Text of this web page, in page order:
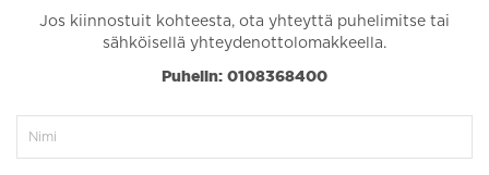
Jos kiinnostuit kohteesta, ota yhteyttä puhelimitse tai
sähköisellä yhteydenottolomakkeella.
Puhelin: 0108368400